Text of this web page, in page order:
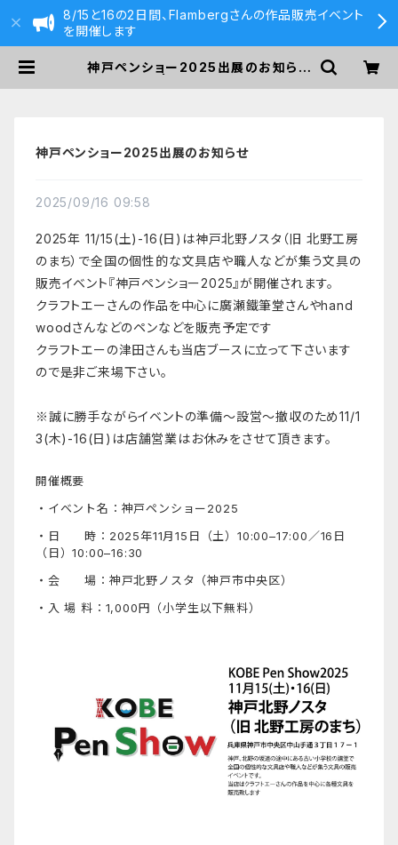
8/15と16の2日間、Flambergさんの作品販売イベント
を開催します
神戸ペンショー2025出展のお知らせ
神戸ペンショー2025出展のお知らせ
2025/09/16 09:58
2025年 11/15(土)-16(日)は神戸北野ノスタ（旧 北野工房
のまち）で全国の個性的な文具店や職人などが集う文具の
販売イベント『神戸ペンショー2025』が開催されます。
クラフトエーさんの作品を中心に廣瀬鐵筆堂さんやhand
woodさんなどのペンなどを販売予定です
クラフトエーの津田さんも当店ブースに立って下さいます
ので是非ご来場下さい。
※誠に勝手ながらイベントの準備〜設営〜撤収のため11/1
3(木)-16(日)は店舗営業はお休みをさせて頂きます。
開催概要
・イベント名： 神戸ペンショー2025
・日 時：2025年11月15日（土）10:00–17:00／16日
（日）10:00–16:30
・会 場： 神戸北野ノスタ（神戸市中央区）
・入 場 料：1,000円（小学生以下無料）